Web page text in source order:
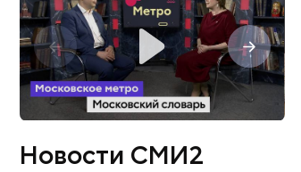
Новости СМИ2